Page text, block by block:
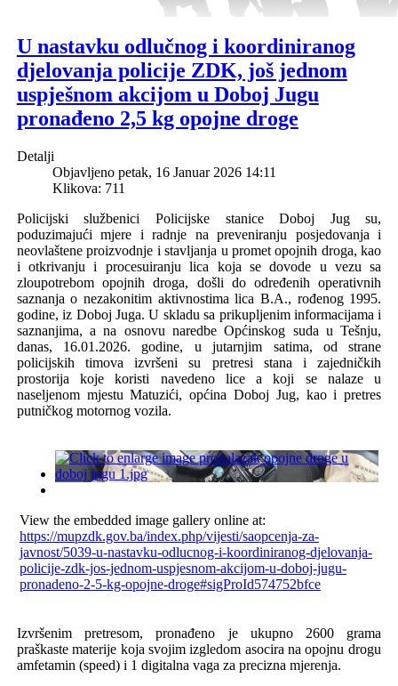
U nastavku odlučnog i koordiniranog
djelovanja policije ZDK, još jednom
uspješnom akcijom u Doboj Jugu
pronađeno 2,5 kg opojne droge
Detalji
Objavljeno petak, 16 Januar 2026 14:11
Klikova: 711
Policijski
službenici Policijske stanice Doboj Jug su,
poduzimajući mjere i radnje na preveniranju posjedovanja i
neovlaštene proizvodnje i stavljanja u promet opojnih droga,kao
i otkrivanju i procesuiranju lica koja se dovode u vezu
sa
zloupotrebom opojnih droga, došli do određenih
operativnih
saznanja o nezakonitim aktivnostima lica B.A., rođenog1995.
godine,iz Doboj Juga.U skladu sa prikupljenim informacijama i
saznanjima,a na osnovu naredbe Općinskog suda u Tešnju,
danas, 16.01.2026. godine, u jutarnjim satima, od
strane
policijskih
timova izvršeni su pretresi stana i zajedničkih
prostorija
koje koristi navedeno lice a koji se nalaze
u
naseljenom mjestu Matuzići,općina Doboj Jug, kao i pretres
putničkog motornog vozila.
View the embedded image gallery online at:
https://mupzdk.gov.ba/index.php/vijesti/saopcenja-za-
javnost/5039-u-nastavku-odlucnog-i-koordiniranog-djelovanja-
policije-zdk-jos-jednom-uspjesnom-akcijom-u-doboj-jugu-
pronadeno-2-5-kg-opojne-droge#sigProId574752bfce
Izvršenim pretresom,pronađeno je ukupno2600 grama
praškaste materije koja svojim izgledom asocira na opojnu drogu
amfetamin (speed) i 1 digitalna vaga za precizna mjerenja.